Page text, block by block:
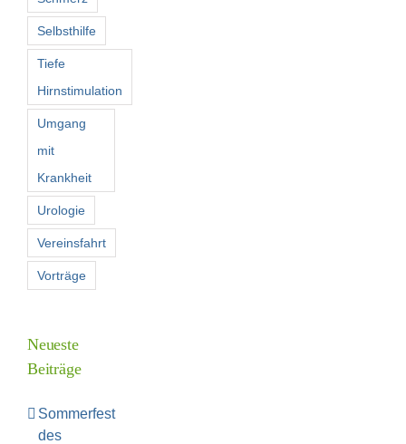
Selbsthilfe
Tiefe
Hirnstimulation
Umgang
mit
Krankheit
Urologie
Vereinsfahrt
Vorträge
Neueste
Beiträge
Sommerfest
des